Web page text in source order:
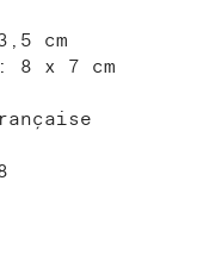
cm
8 x 7 cm